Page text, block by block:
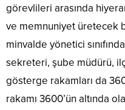
görevlileri arasında
ve memnuniyet üretecek
minvalde yönetici
sekreteri, şube müdürü,
gösterge rakamları da
rakamı 3600’ün altında